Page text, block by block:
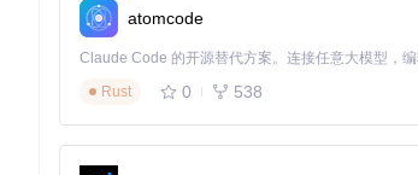
效率优化版：让专家也点头的进阶技巧
# 追求无损音质
./qmc-decoder -f flac /music/collection
atomcode
Rust
0 538